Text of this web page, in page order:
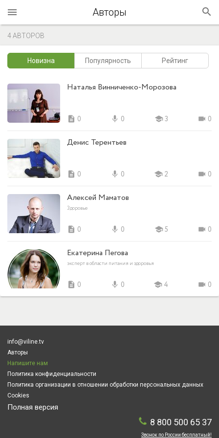
Авторы
4 АВТОРОВ
Новизна Популярность Рейтинг
Наталья Винниченко-Морозова
description 0 mic 0 school3 videocam 0
Денис Терентьев
description 0 mic 0 school 2 videocam 0
Алексей Маматов
Здоровье
description 0 mic 0 school5 videocam 0
Екатерина Пегова
эксперт в области питания и здоровья
description 0 mic 0 school 4 videocam 0
info@viline.tv
Авторы
Напишите нам
Политика конфиденциальности
Политика организации в отношении обработки персональных данных
Cookies
Полная версия
8 800 500 65 37
Звонок по России бесплатный!